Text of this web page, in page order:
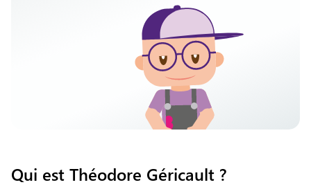
Qui est Théodore Géricault ?